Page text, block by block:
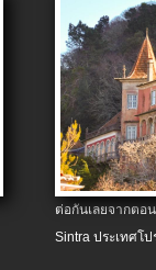
ต่อกันเลยจากต
Sintra ประเทศโป